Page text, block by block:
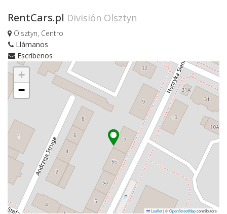
RentCars.pl División Olsztyn
Olsztyn, Centro
Llámanos
Escríbenos
+
−
Leaflet|©OpenStreetMapcontributors